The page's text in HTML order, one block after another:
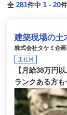
全 281件中 1 - 20
建築現場の土
株式会社タケミ企画
正社員
【月給38万円
ランクある方